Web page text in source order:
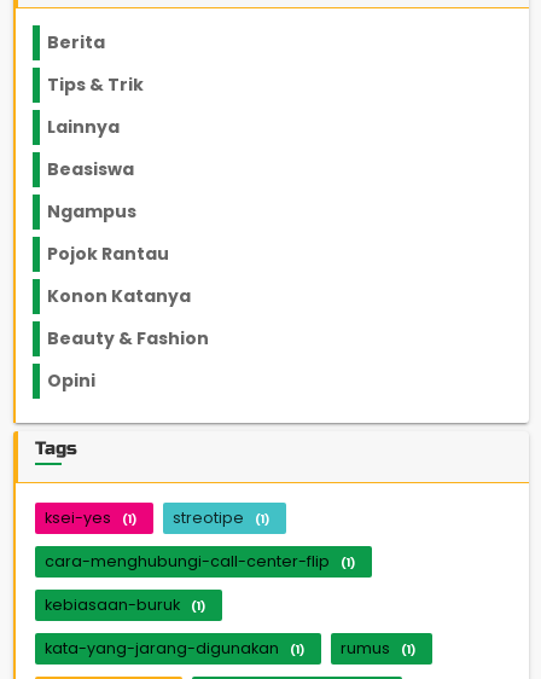
Berita
Tips & Trik
Lainnya
Beasiswa
Ngampus
Pojok Rantau
Konon Katanya
Beauty & Fashion
Opini
Tags
ksei-yes (1) streotipe (1)
cara-menghubungi-call-center-flip (1)
kebiasaan-buruk (1)
kata-yang-jarang-digunakan (1) rumus (1)